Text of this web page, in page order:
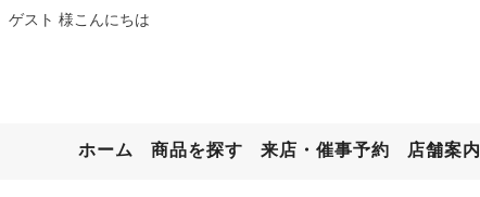
ゲスト 様こんにちは
ホーム 商品を探す 来店・催事予約 店舗案内